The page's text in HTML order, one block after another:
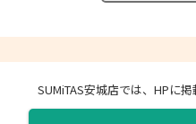
SUMiTAS安城店では、HPに